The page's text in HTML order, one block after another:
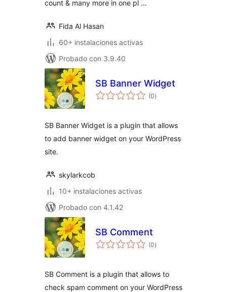
count & many more in one pl …
Fida Al Hasan
60+ instalaciones activas
Probado con 3.9.40
SB Banner Widget
(0total
de
)
SB Banner Widget is a plugin that allows
to add banner widget on your WordPress
site.
skylarkcob
10+ instalaciones activas
Probado con 4.1.42
SB Comment
(0total
de
)
SB Comment is a plugin that allows to
check spam comment on your WordPress